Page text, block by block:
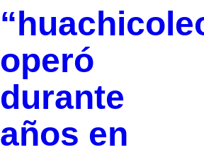
operó
durante
años en